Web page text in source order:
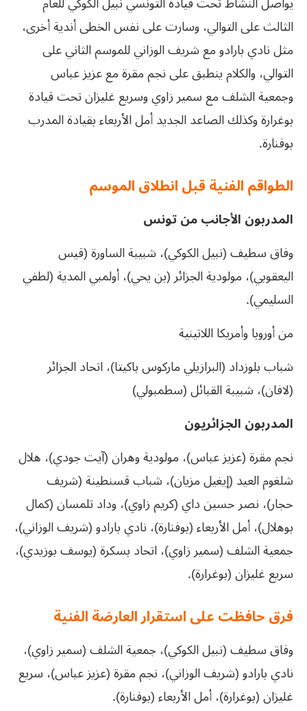
الثالث على التوالي، وسارت على نفس الخطى أندية أخرى،
مثل نادي بارادو مع شريف الوزاني للموسم الثاني على
التوالي، والكلام ينطبق على نجم مقرة مع عزيز عباس
وجمعية الشلف مع سمير زاوي وسريع غليزان تحت قيادة
بوغرارة وكذلك الصاعد الجديد أمل الأربعاء بقيادة المدرب
بوفنارة.
الطواقم الفنية قبل انطلاق الموسم
المدربون الأجانب من تونس
وفاق سطيف (نبيل الكوكي)، شبيبة الساورة (قيس
اليعقوبي)، مولودية الجزائر (بن يحي)، أولمبي المدية (لطفي
السليمي).
من أوروبا وأمريكا اللاتينية
شباب بلوزداد (البرازيلي ماركوس باكيتا)، اتحاد الجزائر
(لافان)، شبيبة القبائل (سطمبولي)
المدربون الجزائريون
نجم مقرة (عزيز عباس)، مولودية وهران (آيت جودي)، هلال
شلغوم العيد (إيغيل مزيان)، شباب قسنطينة (شريف
حجار)، نصر حسين داي (كريم زاوي)، وداد تلمسان (كمال
بوهلال)، أمل الأربعاء (بوفنارة)، نادي بارادو (شريف الوزاني)،
جمعية الشلف (سمير زاوي)، اتحاد بسكرة (يوسف بوزيدي)،
سريع غليزان (بوغرارة).
فرق حافظت على استقرار العارضة الفنية
وفاق سطيف (نبيل الكوكي)، جمعية الشلف (سمير زاوي)،
نادي بارادو (شريف الوزاني)، نجم مقرة (عزيز عباس)، سريع
غليزان (بوغرارة)، أمل الأربعاء (بوفنارة).